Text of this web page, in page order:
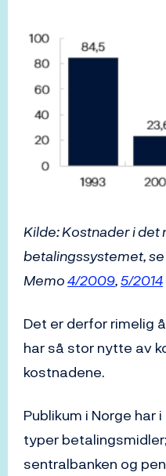
Kilde: Kostnader i det
betalingssystemet,
Memo4/2009,5/2014
Det er derfor rimelig
har så stor nytte av
kostnadene.
Publikum i Norge
typer
sentralbanken og